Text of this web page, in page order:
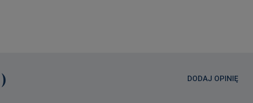
) DODAJ OPINIĘ